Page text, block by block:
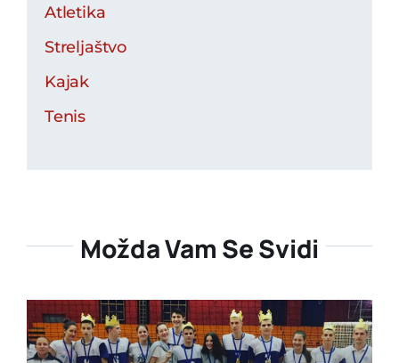
Atletika
Streljaštvo
Kajak
Tenis
Možda Vam Se Svidi